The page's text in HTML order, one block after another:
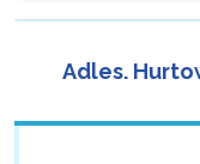
Adles.